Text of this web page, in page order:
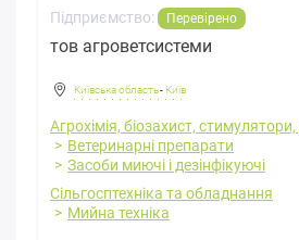
Підприємство: Перевірено
тов агроветсистеми
Київська область- Київ
Агрохімія, біозахист, стимулятори,
Ветеринарні препарати
Засоби миючі і дезінфікуючі
Сільгосптехніка та обладнання
Мийна техніка